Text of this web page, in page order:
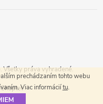
prechádzaním tohto webu
Viac informáciítu.
. Všetky práva vyhradené.